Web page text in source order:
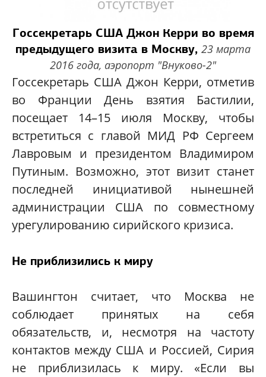
Госсекретарь США Джон Керри во время
предыдущего визита в Москву, 23 марта
2016 года, аэропорт "Внуково-2"
Госсекретарь США Джон Керри, отметив
во Франции День взятия Бастилии,
посещает 14–15 июля Москву, чтобы
встретиться с главой МИД РФ Сергеем
Лавровым и президентом Владимиром
Путиным. Возможно, этот визит станет
последней инициативой нынешней
администрации США по совместному
урегулированию сирийского кризиса.
Не приблизились к миру
Вашингтон считает, что Москва не
соблюдает принятых на себя
обязательств, и, несмотря на частоту
контактов между США и Россией, Сирия
не приблизилась к миру. «Если вы